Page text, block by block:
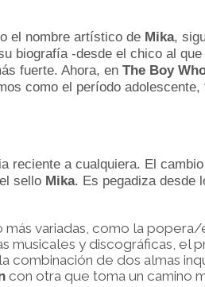
el nombre artístico de Mika,
biografía -desde el chico al
fuerte. Ahora, en The Boy
como el período
reciente a cualquiera. El
sello Mika. Es pegadiza desde
variadas, como la
musicales y discográficas, el
combinación de dos almas
con otra que toma un camino